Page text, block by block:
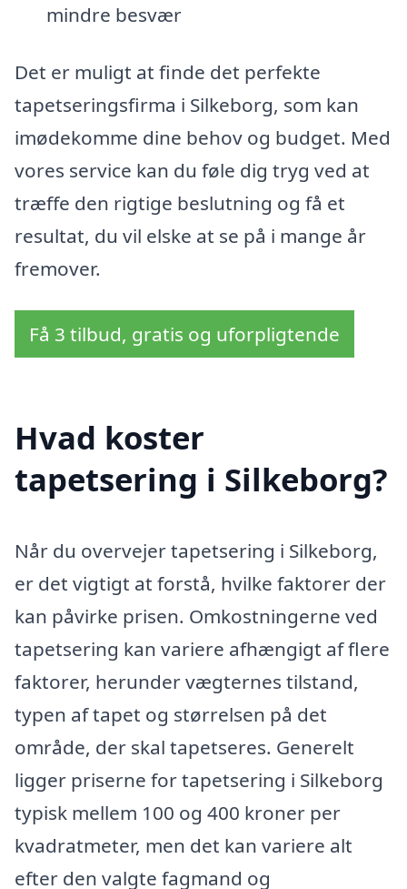
mindre besvær
Det er muligt at finde det perfekte
tapetseringsfirma i Silkeborg, som kan
imødekomme dine behov og budget. Med
vores service kan du føle dig tryg ved at
træffe den rigtige beslutning og få et
resultat, du vil elske at se på i mange år
fremover.
Få 3 tilbud, gratis og uforpligtende
Hvad koster
tapetsering i Silkeborg?
Når du overvejer tapetsering i Silkeborg,
er det vigtigt at forstå, hvilke faktorer der
kan påvirke prisen. Omkostningerne ved
tapetsering kan variere afhængigt af flere
faktorer, herunder vægternes tilstand,
typen af tapet og størrelsen på det
område, der skal tapetseres. Generelt
ligger priserne for tapetsering i Silkeborg
typisk mellem 100 og 400 kroner per
kvadratmeter, men det kan variere alt
efter den valgte fagmand og